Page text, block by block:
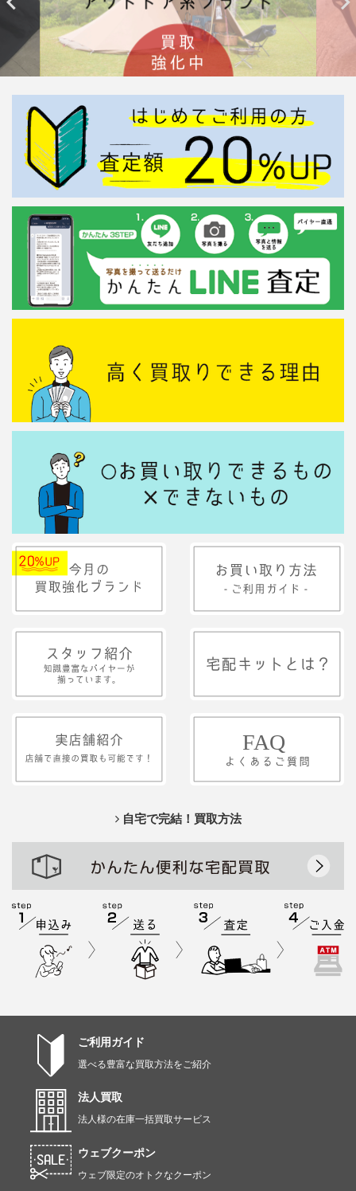
自宅で完結！買取方法
ご利用ガイド
選べる豊富な買取方法をご紹介
法人買取
法人様の在庫一括買取サービス
ウェブクーポン
ウェブ限定のオトクなクーポン